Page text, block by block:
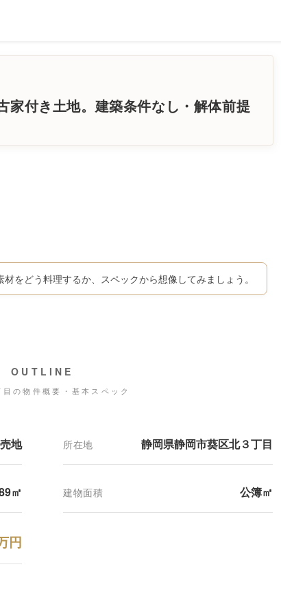
家付き土地。建築条件なし・解体前提
をどう料理するか、スペックから想像してみましょう。
OUTLINE
の物件概要・基本スペック
売地 所在地 静岡県静岡市葵区北３丁目
㎡ 建物面積 公簿㎡
円